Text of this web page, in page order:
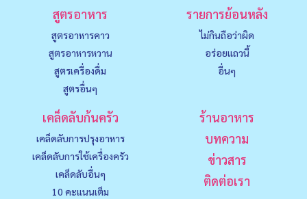
สูตรอาหาร
สูตรอาหารคาว
สูตรอาหารหวาน
สูตรเครื่องดื่ม
สูตรอื่นๆ
รายการย้อนหลัง
ไม่กินถือว่าผิด
อร่อยแถวนี้
อื่นๆ
เคล็ดลับก้นครัว
เคล็ดลับการปรุงอาหาร
เคล็ดลับการใช้เครื่องครัว
เคล็ดลับอื่นๆ
10 คะแนนเต็ม
ร้านอาหาร
บทความ
ข่าวสาร
ติดต่อเรา